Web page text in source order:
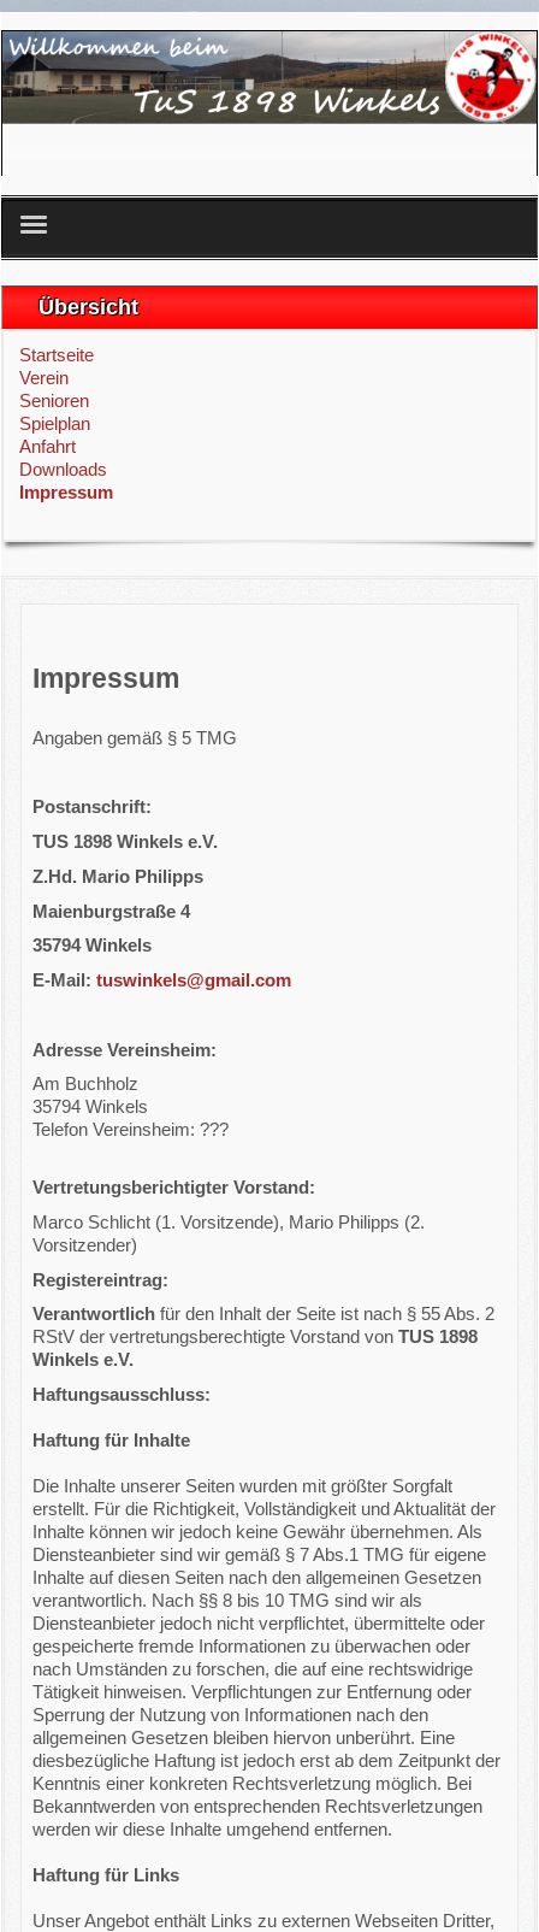
Startseite
Verein
Senioren
Spielplan
Übersicht
Startseite
Verein
Senioren
Spielplan
Anfahrt
Downloads
Impressum
Impressum
Angaben gemäß § 5 TMG
Postanschrift:
TUS 1898 Winkels e.V.
Z.Hd. Mario Philipps
Maienburgstraße 4
35794 Winkels
E-Mail: tuswinkels@gmail.com
Adresse Vereinsheim:
Am Buchholz
35794 Winkels
Telefon Vereinsheim: ???
Vertretungsberichtigter Vorstand:
Marco Schlicht (1. Vorsitzende), Mario Philipps (2.
Vorsitzender)
Registereintrag:
Verantwortlichfür den Inhalt der Seite ist nach § 55 Abs. 2
RStV der vertretungsberechtigte Vorstand vonTUS 1898
Winkels e.V.
Haftungsausschluss:
Haftung für Inhalte
Die Inhalte unserer Seiten wurden mit größter Sorgfalt
erstellt. Für die Richtigkeit, Vollständigkeit und Aktualität der
Inhalte können wir jedoch keine Gewähr übernehmen. Als
Diensteanbieter sind wir gemäß § 7 Abs.1 TMG für eigene
Inhalte auf diesen Seiten nach den allgemeinen Gesetzen
verantwortlich. Nach §§ 8 bis 10 TMG sind wir als
Diensteanbieter jedoch nicht verpflichtet, übermittelte oder
gespeicherte fremde Informationen zu überwachen oder
nach Umständen zu forschen, die auf eine rechtswidrige
Tätigkeit hinweisen. Verpflichtungen zur Entfernung oder
Sperrung der Nutzung von Informationen nach den
allgemeinen Gesetzen bleiben hiervon unberührt. Eine
diesbezügliche Haftung ist jedoch erst ab dem Zeitpunkt der
Kenntnis einer konkreten Rechtsverletzung möglich. Bei
Bekanntwerden von entsprechenden Rechtsverletzungen
werden wir diese Inhalte umgehend entfernen.
Haftung für Links
Unser Angebot enthält Links zu externen Webseiten Dritter,